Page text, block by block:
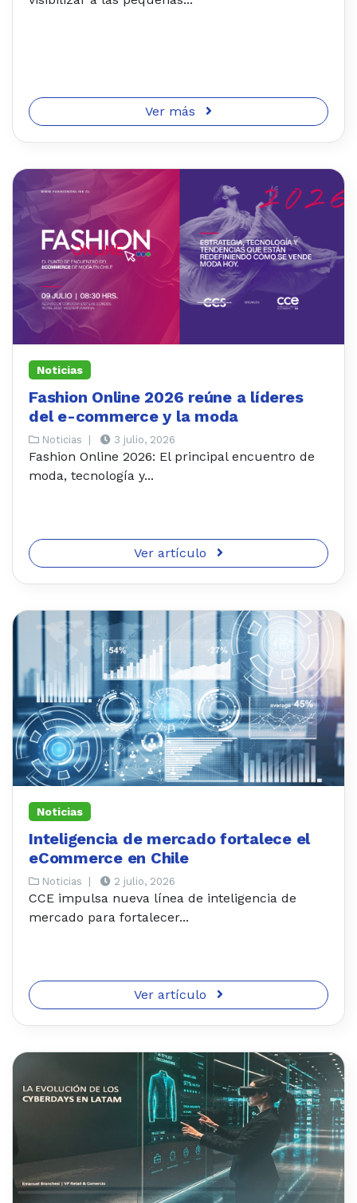
Ver más
Noticias
Fashion Online 2026 reúne a líderes
del e-commerce y la moda
Noticias 3 julio, 2026
Fashion Online 2026: El principal encuentro de
moda, tecnología y...
Ver artículo
Noticias
Inteligencia de mercado fortalece el
eCommerce en Chile
Noticias 2 julio, 2026
CCE impulsa nueva línea de inteligencia de
mercado para fortalecer...
Ver artículo